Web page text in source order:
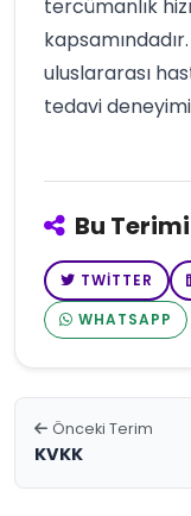
tercümanlık
uluslararası
tedavi
Bu
TWITTER
WHATSAPP
Önceki Terim
KVKK